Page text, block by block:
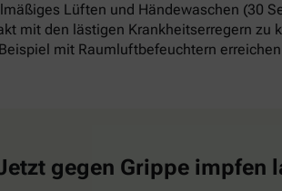
Lüften und Händewaschen (30
mit den lästigen Krankheitserregern zu
mit Raumluftbefeuchtern
gegen Grippe impfen